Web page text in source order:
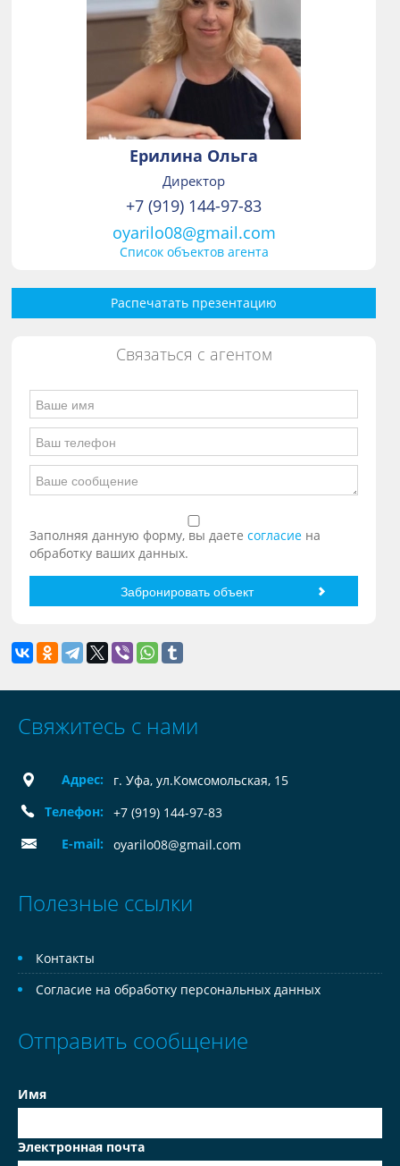
Ерилина Ольга
Директор
+7 (919) 144-97-83
oyarilo08@gmail.com
Список объектов агента
Распечатать презентацию
Связаться с агентом
Заполняя данную форму, вы даетесогласие на
обработку ваших данных.
Свяжитесь с нами
Адрес:
г. Уфа, ул.Комсомольская, 15
Телефон:
+7 (919) 144-97-83
E-mail:
oyarilo08@gmail.com
Полезные ссылки
Контакты
Согласие на обработку персональных данных
Отправить сообщение
Имя
Электронная почта